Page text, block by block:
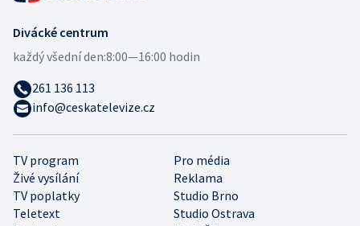
TV program
Pro média
Živé vysílání
Reklama
TV poplatky
Studio Brno
Teletext
Studio Ostrava
Divácké centrum
každý všední den:8:00—16:00 hodin
261 136 113
info@ceskatelevize.cz